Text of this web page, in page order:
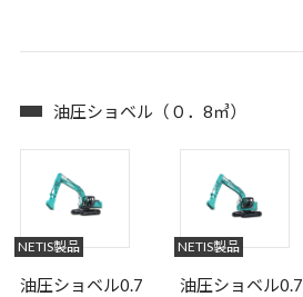
油圧ショベル（０．8㎥）
NETIS製品
油圧ショベル0.7
NETIS製品
油圧ショベル0.7